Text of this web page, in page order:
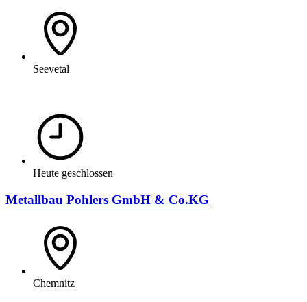
Seevetal
Heute geschlossen
Metallbau Pohlers GmbH & Co.KG
Chemnitz